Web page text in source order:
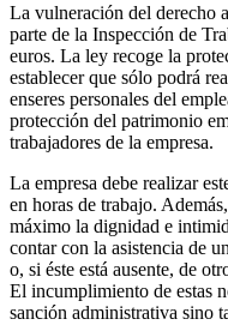
La vulneración del derecho
parte de la Inspección de
euros. La ley recoge la
establecer que sólo podrá
enseres personales del
protección del patrimonio
trabajadores de la empresa.
La empresa debe realizar
en horas de trabajo.
máximo la dignidad e
contar con la asistencia de
o, si éste está ausente, de
El incumplimiento de estas
sanción administrativa sino